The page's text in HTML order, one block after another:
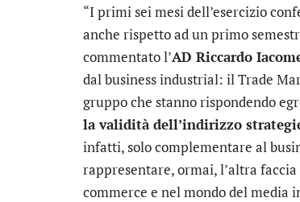
“I primi sei mesi dell’esercizio
anche rispetto ad un primo
commentato l’AD Riccardo
dal business industrial: il Trade
gruppo che stanno rispondendo
la validità dell’indirizzo
infatti, solo complementare al
rappresentare, ormai, l’altra
commerce e nel mondo del media